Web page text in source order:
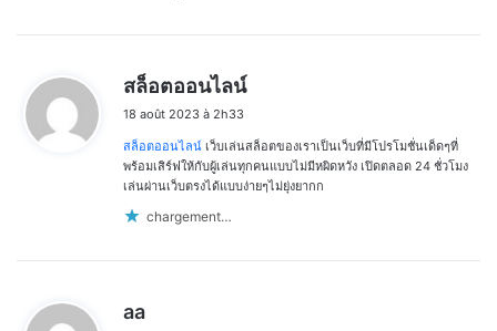
สล็อตออนไลน์d
:
18 août 2023 à 2h33
สล็อตออนไลน์ เว็บเล่นสล็อตของเราเป็นเว็บที่มีโปรโมชั่นเด็ดๆที่
พร้อมเสิร์ฟให้กับผู้เล่นทุกคนแบบไม่มีหผิดหวัง เปิดตลอด 24 ชั่วโมง
เล่นผ่านเว็บตรงได้แบบง่ายๆไม่ยุ่งยากก
chargement…
aa